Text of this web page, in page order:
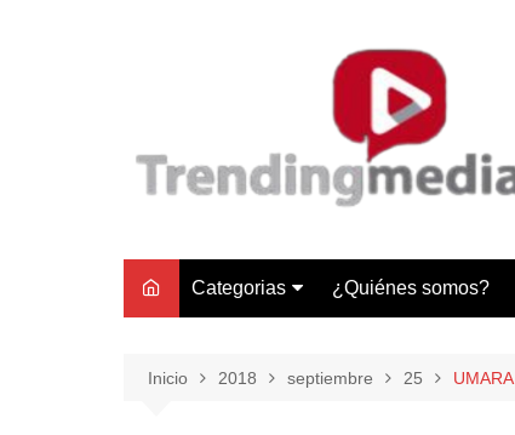
Categorias
Negocios
¿Quiénes somos?
Inicio 2018 septiembre 25